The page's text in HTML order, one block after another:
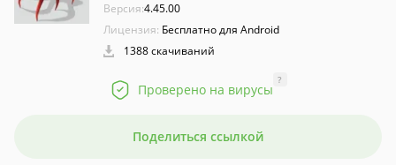
Версия:4.45.00
Лицензия: Бесплатно для Android
1388 скачиваний
Проверено на вирусы
?
Поделиться ссылкой